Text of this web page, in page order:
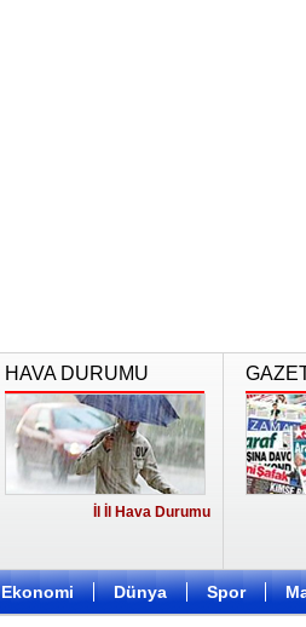
HAVA DURUMU
İl İl Hava Durumu
Ekonomi Dünya Spor